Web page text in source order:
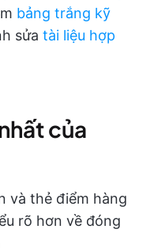
bảng trắng kỹ
sửa tài liệu hợp
của
và thẻ điểm hàng
rõ hơn về đóng